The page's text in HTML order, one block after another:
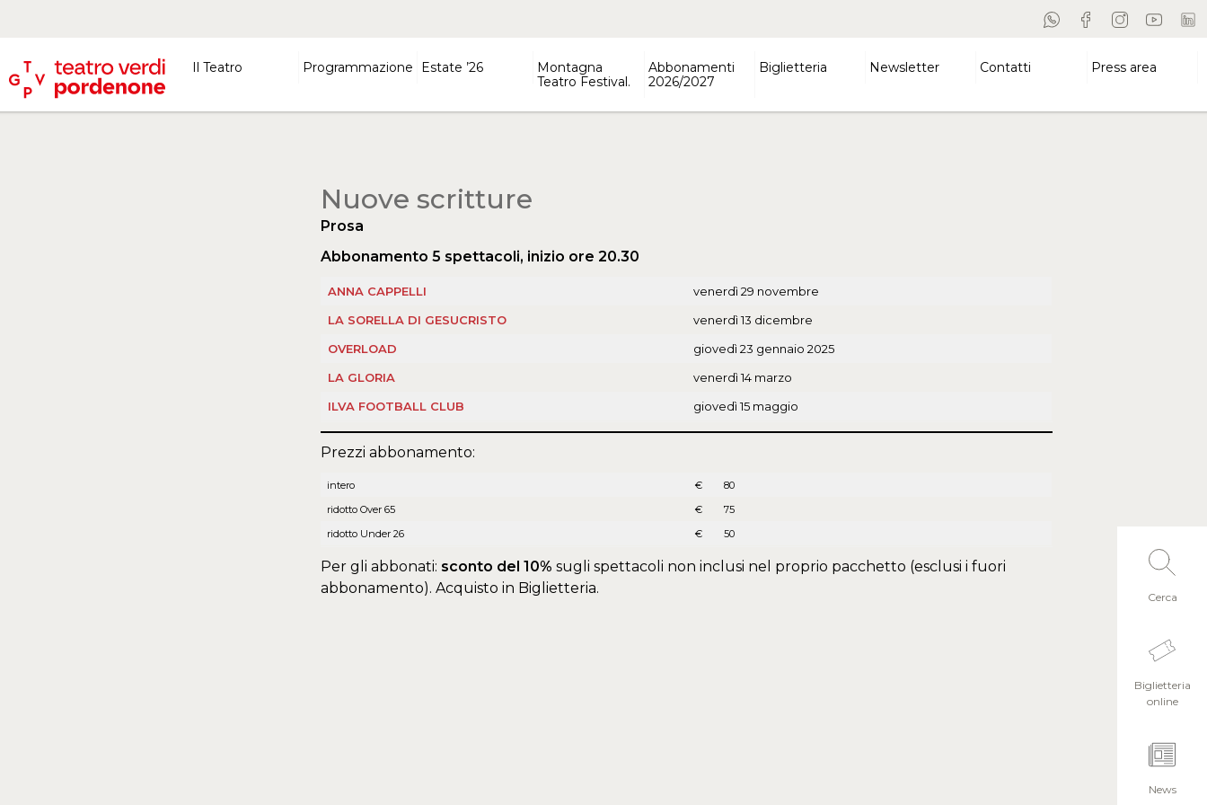
Il Teatro Programmazione Estate ’26
Montagna
Teatro Festival.
Abbonamenti
2026/2027
Biglietteria Newsletter Contatti Press area
Nuove scritture
Prosa
Abbonamento 5 spettacoli, inizio ore 20.30
ANNA CAPPELLI
venerdì 29 novembre
LA SORELLA DI GESUCRISTO
venerdì 13 dicembre
OVERLOAD
giovedì 23 gennaio 2025
LA GLORIA
venerdì 14 marzo
ILVA FOOTBALL CLUB
giovedì 15 maggio
Prezzi abbonamento:
intero
€ 80
ridotto Over 65
€ 75
ridotto Under 26
€ 50
Per gli abbonati: sconto del 10% sugli spettacoli non inclusi nel proprio pacchetto (esclusi i fuori
abbonamento). Acquisto in Biglietteria.
Cerca
Biglietteria
online
News